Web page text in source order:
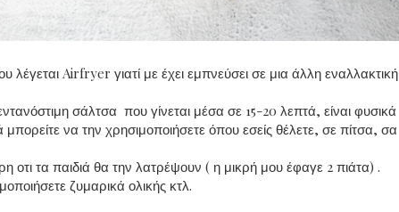
Airfryer γιατί με έχει εμπνεύσει σε μια άλλη εναλλακτική
σάλτσα που γίνεται μέσα σε 15-20 λεπτά, είναι φυσικά
να την χρησιμοποιήσετε όπου εσείς θέλετε, σε πίτσα, σα
οτι τα παιδιά θα την λατρέψουν ( η μικρή μου έφαγε 2 πιάτα) .
ζυμαρικά ολικής κτλ.